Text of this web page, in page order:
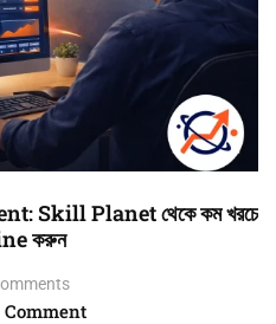
Skill Planet থেকে কম খরচে
করুন
Comment